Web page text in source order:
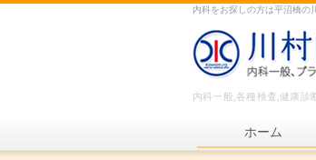
内科をお探しの方は平沼橋の
内科一般,各種検査,健康診
ホーム